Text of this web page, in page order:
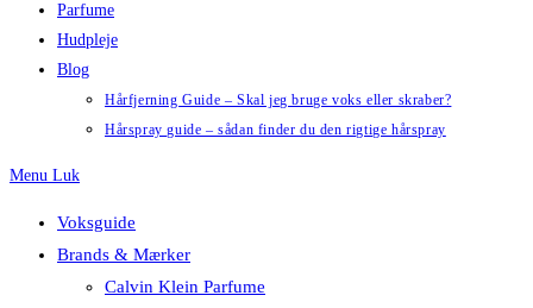
Parfume
Hudpleje
Blog
Hårfjerning Guide – Skal jeg bruge voks eller skraber?
Hårspray guide – sådan finder du den rigtige hårspray
Menu Luk
Voksguide
Brands & Mærker
Calvin Klein Parfume